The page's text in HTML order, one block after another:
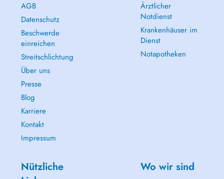
AGB
Datenschutz
Beschwerde
einreichen
Streitschlichtung
Über uns
Presse
Blog
Karriere
Kontakt
Impressum
Ärztlicher
Notdienst
Krankenhäuser im
Dienst
Notapotheken
Nützliche
Wo wir sind